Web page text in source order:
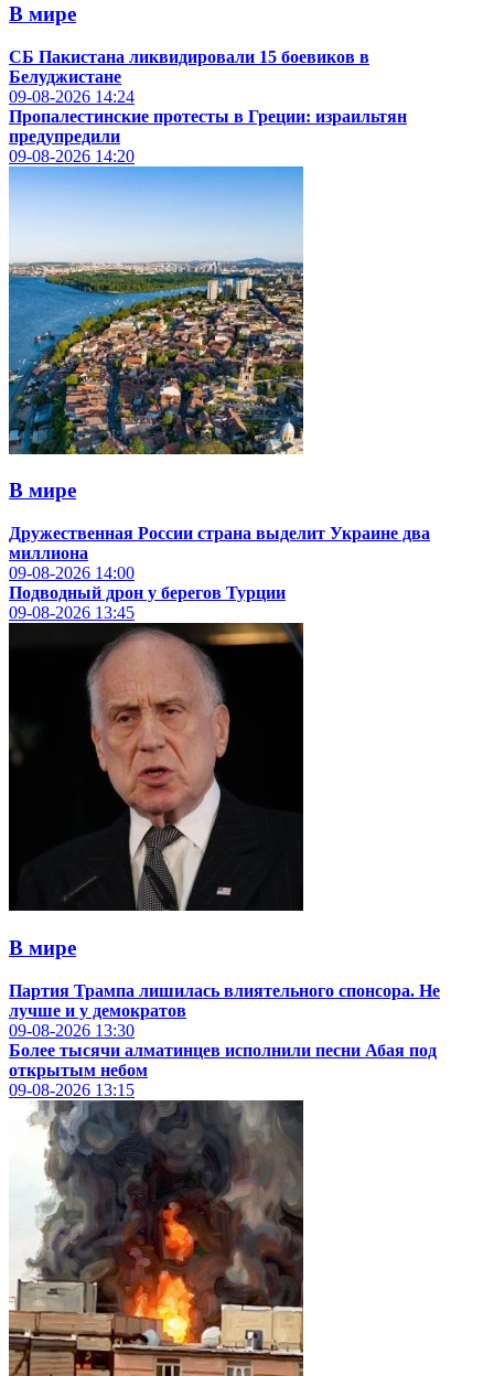
В мире
СБ Пакистана ликвидировали 15 боевиков в
Белуджистане
09-08-2026 14:24
Пропалестинские протесты в Греции: израильтян
предупредили
09-08-2026 14:20
В мире
Дружественная России страна выделит Украине два
миллиона
09-08-2026 14:00
Подводный дрон у берегов Турции
09-08-2026 13:45
В мире
Партия Трампа лишилась влиятельного спонсора. Не
лучше и у демократов
09-08-2026 13:30
Более тысячи алматинцев исполнили песни Абая под
открытым небом
09-08-2026 13:15